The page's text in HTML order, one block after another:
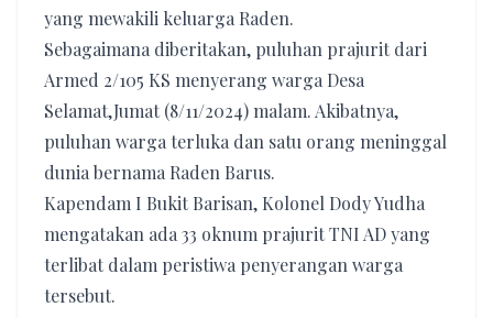
yang mewakili keluarga Raden.
Sebagaimana diberitakan, puluhan prajurit dari
Armed 2/105 KS menyerang warga Desa
Selamat,Jumat (8/11/2024) malam. Akibatnya,
puluhan warga terluka dan satu orang meninggal
dunia bernama Raden Barus.
Kapendam I Bukit Barisan, Kolonel Dody Yudha
mengatakan ada 33 oknum prajurit TNI AD yang
terlibat dalam peristiwa penyerangan warga
tersebut.